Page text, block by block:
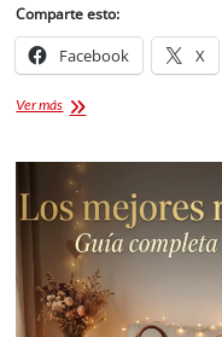
Comparte esto:
Facebook X
Ver másConcierto
Antonio
Solís
en
Tlaxcala:
Gratitud
Tour
2026